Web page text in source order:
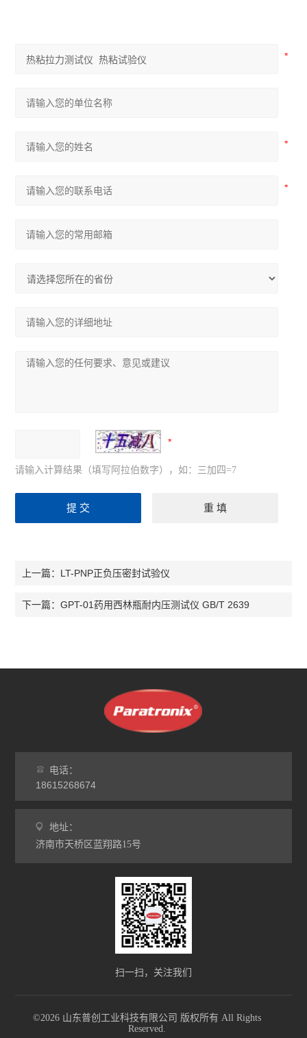
请输入计算结果（填写阿拉伯数字），如：三加四=7
上一篇： LT-PNP正负压密封试验仪
下一篇：GPT-01药用西林瓶耐内压测试仪 GB/T 2639
电话：
18615268674
地址：
济南市天桥区蓝翔路15号
扫一扫，关注我们
©2026 山东普创工业科技有限公司 版权所有 All Rights
Reserved.